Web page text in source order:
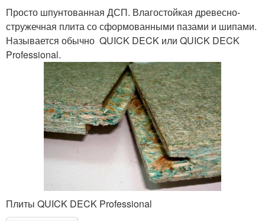
Просто шпунтованная ДСП. Влагостойкая древесно-
стружечная плита со сформованными пазами и шипами.
Называется обычно QUICK DECK или QUICK DECK
Professional.
Плиты QUICK DECK Professional